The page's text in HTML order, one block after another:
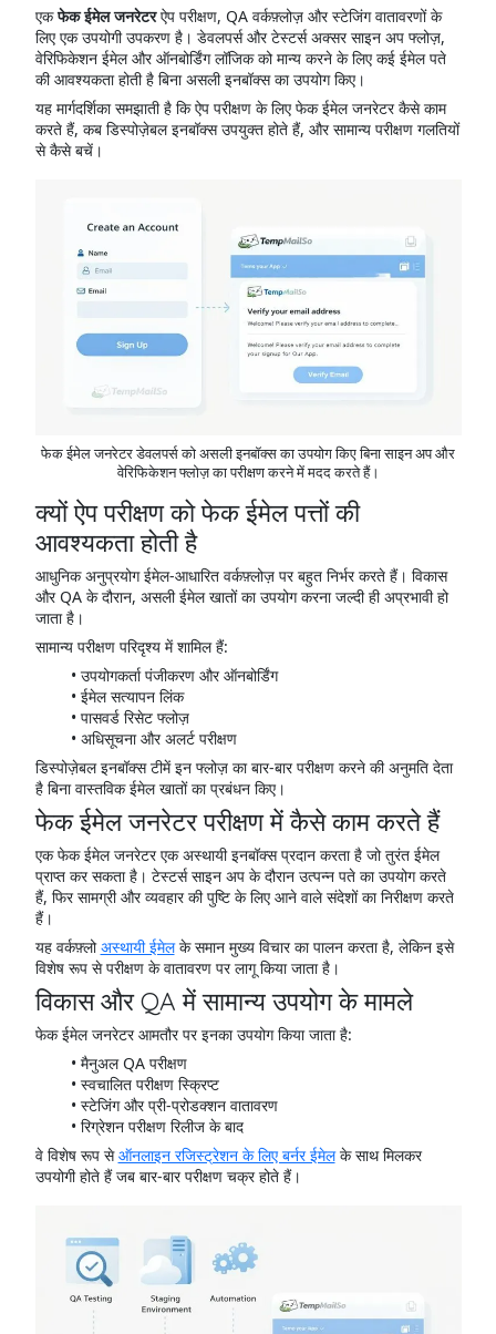
एकफेक ईमेल जनरेटरऐप परीक्षण, QA वर्कफ़्लोज़ और स्टेजिंग वातावरणों के
लिए एक उपयोगी उपकरण है। डेवलपर्स और टेस्टर्स अक्सर साइन अप फ्लोज़,
वेरिफिकेशन ईमेल और ऑनबोर्डिंग लॉजिक को मान्य करने के लिए कई ईमेल पते
की आवश्यकता होती है बिना असली इनबॉक्स का उपयोग किए।
यह मार्गदर्शिका समझाती है कि ऐप परीक्षण के लिए फेक ईमेल जनरेटर कैसे काम
करते हैं, कब डिस्पोज़ेबल इनबॉक्स उपयुक्त होते हैं, और सामान्य परीक्षण गलतियों
से कैसे बचें।
फेक ईमेल जनरेटर डेवलपर्स को असली इनबॉक्स का उपयोग किए बिना साइन अप और
वेरिफिकेशन फ्लोज़ का परीक्षण करने में मदद करते हैं।
क्यों ऐप परीक्षण को फेक ईमेल पत्तों की
आवश्यकता होती है
आधुनिक अनुप्रयोग ईमेल-आधारित वर्कफ़्लोज़ पर बहुत निर्भर करते हैं। विकास
और QA के दौरान, असली ईमेल खातों का उपयोग करना जल्दी ही अप्रभावी हो
जाता है।
सामान्य परीक्षण परिदृश्य में शामिल हैं:
उपयोगकर्ता पंजीकरण और ऑनबोर्डिंग
ईमेल सत्यापन लिंक
पासवर्ड रिसेट फ्लोज़
अधिसूचना और अलर्ट परीक्षण
डिस्पोज़ेबल इनबॉक्स टीमें इन फ्लोज़ का बार-बार परीक्षण करने की अनुमति देता
है बिना वास्तविक ईमेल खातों का प्रबंधन किए।
फेक ईमेल जनरेटर परीक्षण में कैसे काम करते हैं
एक फेक ईमेल जनरेटर एक अस्थायी इनबॉक्स प्रदान करता है जो तुरंत ईमेल
प्राप्त कर सकता है। टेस्टर्स साइन अप के दौरान उत्पन्न पते का उपयोग करते
हैं, फिर सामग्री और व्यवहार की पुष्टि के लिए आने वाले संदेशों का निरीक्षण करते
हैं।
यह वर्कफ़्लोअस्थायी ईमेलके समान मुख्य विचार का पालन करता है, लेकिन इसे
विशेष रूप से परीक्षण के वातावरण पर लागू किया जाता है।
विकास और QA में सामान्य उपयोग के मामले
फेक ईमेल जनरेटर आमतौर पर इनका उपयोग किया जाता है:
मैनुअल QA परीक्षण
स्वचालित परीक्षण स्क्रिप्ट
स्टेजिंग और प्री-प्रोडक्शन वातावरण
रिग्रेशन परीक्षण रिलीज के बाद
वे विशेष रूप सेऑनलाइन रजिस्ट्रेशन के लिए बर्नर ईमेलके साथ मिलकर
उपयोगी होते हैं जब बार-बार परीक्षण चक्र होते हैं।